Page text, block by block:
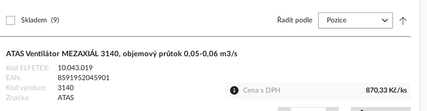
Skladem (9) Řadit podle
ATAS Ventilátor MEZAXIÁL 3140, objemový průtok 0,05-0,06 m3/s
Kód ELFETEX
10.043.019
EAN
8591952045901
Kód výrobce
3140
Značka
ATAS
Cena s DPH 870,33 Kč/ks